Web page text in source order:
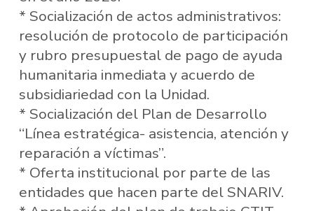
* Socialización de actos administrativos:
resolución de protocolo de participación
y rubro presupuestal de pago de ayuda
humanitaria inmediata y acuerdo de
subsidiariedad con la Unidad.
* Socialización del Plan de Desarrollo
“Línea estratégica- asistencia, atención y
reparación a víctimas”.
* Oferta institucional por parte de las
entidades que hacen parte del SNARIV.